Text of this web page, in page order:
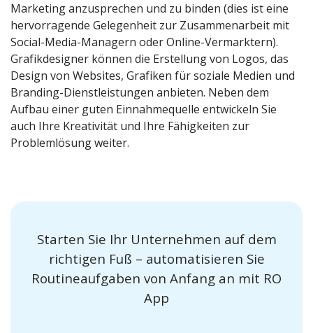
Marketing anzusprechen und zu binden (dies ist eine
hervorragende Gelegenheit zur Zusammenarbeit mit
Social-Media-Managern oder Online-Vermarktern).
Grafikdesigner können die Erstellung von Logos, das
Design von Websites, Grafiken für soziale Medien und
Branding-Dienstleistungen anbieten. Neben dem
Aufbau einer guten Einnahmequelle entwickeln Sie
auch Ihre Kreativität und Ihre Fähigkeiten zur
Problemlösung weiter.
Starten Sie Ihr Unternehmen auf dem
richtigen Fuß – automatisieren Sie
Routineaufgaben von Anfang an mit RO
App